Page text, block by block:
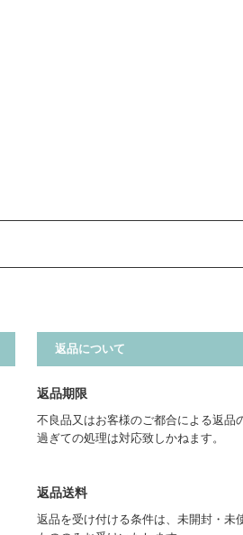
返品について
返品期限
不良品又はお客様のご都合による返品
過ぎての処理は対応致しかねます。
返品送料
返品を受け付ける条件は、未開封・未